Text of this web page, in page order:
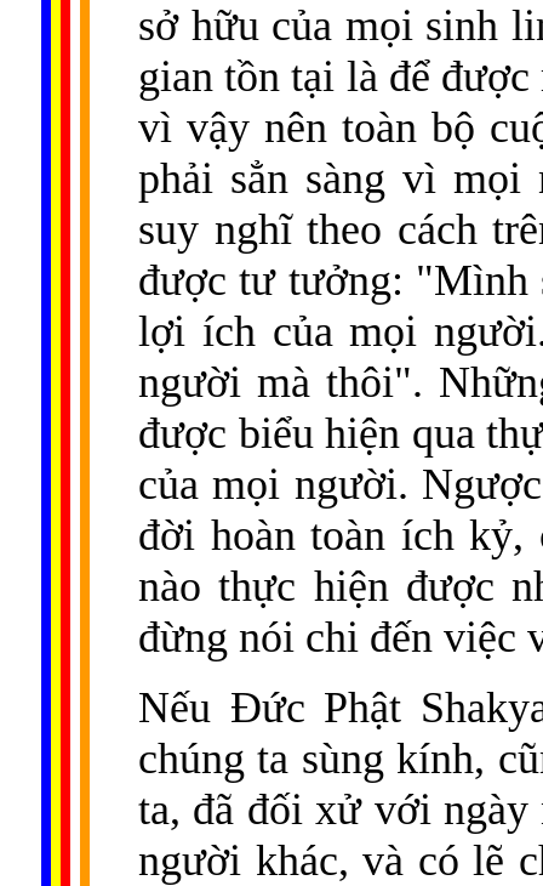
sở hữu của mọi sinh
gian tồn tại là để
vì vậy nên toàn bộ
phải sẳn sàng vì
suy nghĩ theo cách
được tư tưởng: "Mình
lợi ích của mọi
người mà thôi".
được biểu hiện qua
của mọi người.
đời hoàn toàn ích kỷ,
nào thực hiện được
đừng nói chi đến việc
Nếu Đức Phật
chúng ta sùng kính,
ta, đã đối xử với
người khác, và có lẽ